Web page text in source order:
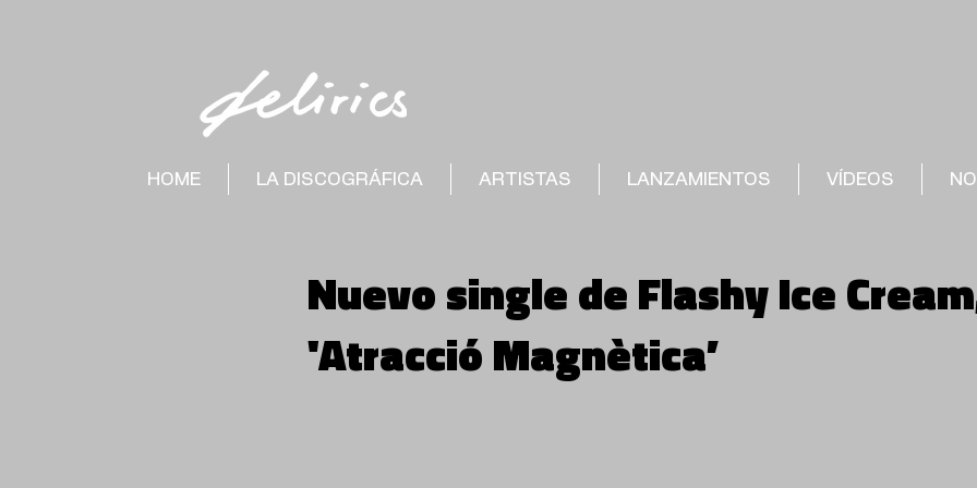
HOME LA DISCOGRÁFICA ARTISTAS LANZAMIENTOS VÍDEOS
Nuevo single de Flashy Ice
'Atracció Magnètica’